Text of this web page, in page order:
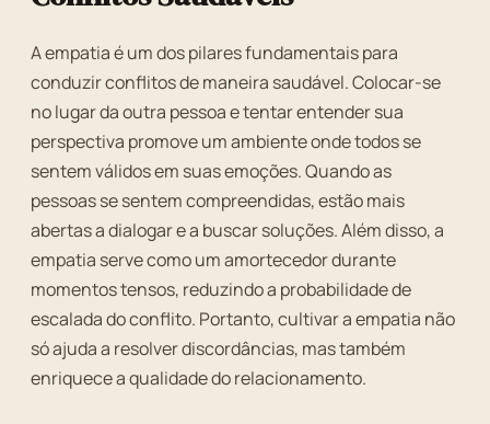
A empatia é um dos pilares fundamentais para
conduzir conflitos de maneira saudável. Colocar-se
no lugar da outra pessoa e tentar entender sua
perspectiva promove um ambiente onde todos se
sentem válidos em suas emoções. Quando as
pessoas se sentem compreendidas, estão mais
abertas a dialogar e a buscar soluções. Além disso, a
empatia serve como um amortecedor durante
momentos tensos, reduzindo a probabilidade de
escalada do conflito. Portanto, cultivar a empatia não
só ajuda a resolver discordâncias, mas também
enriquece a qualidade do relacionamento.